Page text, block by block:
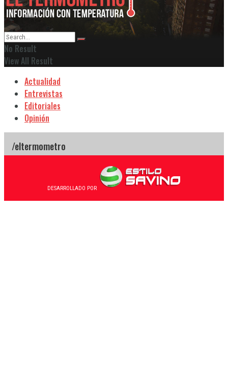
No Result
View All Result
Actualidad
Entrevistas
Editoriales
Opinión
DESARROLLADO POR